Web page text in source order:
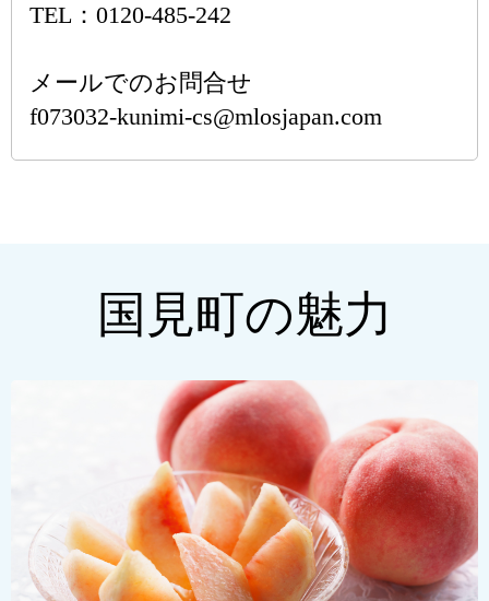
TEL：0120-485-242
メールでのお問合せ
f073032-kunimi-cs@mlosjapan.com
国見町の魅力